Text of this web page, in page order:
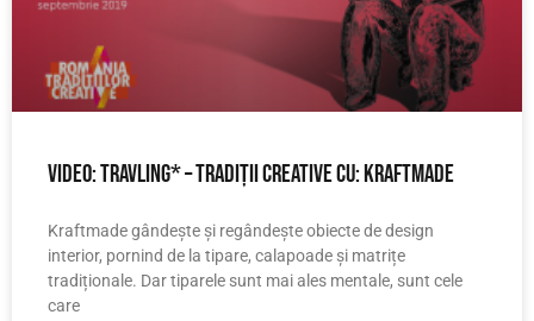
Video: Travling* – tradiții creative cu: Kraftmade
Kraftmade gândește și regândește obiecte de design
interior, pornind de la tipare, calapoade și matrițe
tradiționale. Dar tiparele sunt mai ales mentale, sunt cele
care